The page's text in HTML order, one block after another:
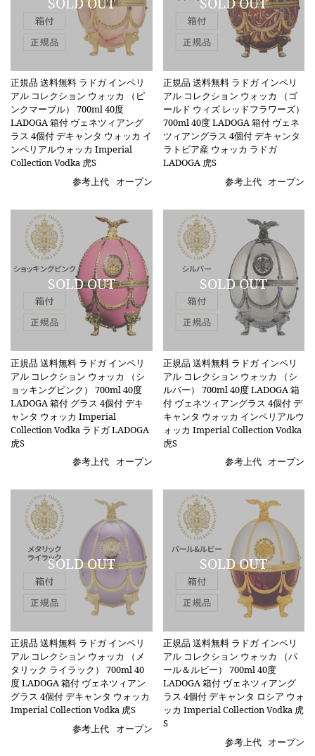
正規品 送料無料 ラドガ インペリ
アル コレクション ウォッカ （ピ
ンクマーブル） 700ml 40度
LADOGA 箱付 ヴェネツィアング
ラス 4個付 デキャンタ ウォッカ イ
ンペリアルウォッカ Imperial
Collection Vodka 虎S
参考上代
オープン
正規品 送料無料 ラドガ インペリ
アル コレクション ウォッカ （ゴ
ールド ウィズ レッドフラワーズ）
700ml 40度 LADOGA 箱付 ヴェネ
ツィアングラス 4個付 デキャンタ
ラトビア産 ウォッカ ラドガ
LADOGA 虎S
参考上代 オープン
正規品 送料無料 ラドガ インペリ
アル コレクション ウォッカ （シ
ョッキングピンク） 700ml 40度
LADOGA 箱付 グラス 4個付 デキ
ャンタ ウォッカ Imperial
Collection Vodka ラドガ LADOGA
虎S
参考上代
オープン
正規品 送料無料 ラドガ インペリ
アル コレクション ウォッカ （シ
ルバー） 700ml 40度 LADOGA 箱
付 ヴェネツィアングラス 4個付 デ
キャンタ ウォッカ インペリアルウ
ォッカ Imperial Collection Vodka
虎S
参考上代 オープン
正規品 送料無料 ラドガ インペリ
アル コレクション ウォッカ （メ
タリック ライラック） 700ml 40
度 LADOGA 箱付 ヴェネツィアン
グラス 4個付 デキャンタ ウォッカ
Imperial Collection Vodka 虎S
参考上代
オープン
正規品 送料無料 ラドガ インペリ
アル コレクション ウォッカ （パ
ール＆ルビー） 700ml 40度
LADOGA 箱付 ヴェネツィアング
ラス 4個付 デキャンタ ロシア ウォ
ッカ Imperial Collection Vodka 虎
S
参考上代 オープン